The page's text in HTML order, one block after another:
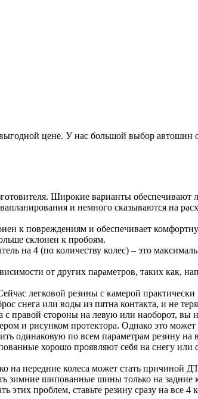
цене. У нас большой выбор автошин
Широкие варианты
и немного сказываются на
к повреждениям и обеспечивает
склонен к пробоям.
на 4 (по количеству колес) – это
от других параметров, таких как,
легковой резины с камерой практически
снега или воды из пятна контакта, и не
правой стороны на левую или наоборот, вы
и рисунком протектора. Однако это
одинаковую по всем параметрам резину на
хорошо проявляют себя на снегу или
на передние колеса может стать причиной
зимние шипованные шины только на задние
этих проблем, ставьте резину сразу на все 4